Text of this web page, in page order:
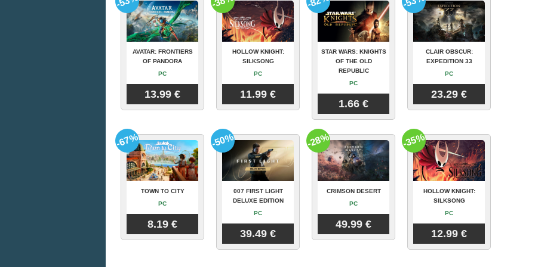
AVATAR: FRONTIERS
OF PANDORA
PC
13.99 €
HOLLOW KNIGHT:
SILKSONG
PC
11.99 €
STAR WARS: KNIGHTS
OF THE OLD
REPUBLIC
PC
1.66 €
CLAIR OBSCUR:
EXPEDITION 33
PC
23.29 €
TOWN TO CITY
PC
8.19 €
-67%
007 FIRST LIGHT
DELUXE EDITION
PC
39.49 €
-50%
CRIMSON DESERT
PC
49.99 €
-28%
HOLLOW KNIGHT:
SILKSONG
PC
12.99 €
-35%